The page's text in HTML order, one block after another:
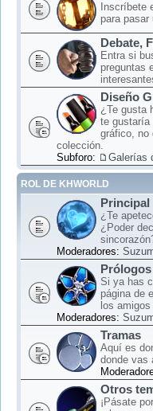
Inscríbete
para pasar
Debate,
Entra si
preguntas
Diseño
¿Te gusta
te gustaría
gráfico, no
colección.
Subforo:
Galerías
ROL DE KHWORLD
Principal
¿Te
¿Poder
Moderadores:
Prólogos
Si ya has
página de
los
Moderadores:
Tramas
Aquí es
donde vas
Otros
¡Pásate